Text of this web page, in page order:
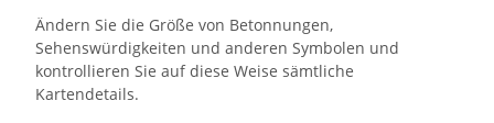
Ändern Sie die Größe von Betonnungen,
Sehenswürdigkeiten und anderen Symbolen und
kontrollieren Sie auf diese Weise sämtliche
Kartendetails.